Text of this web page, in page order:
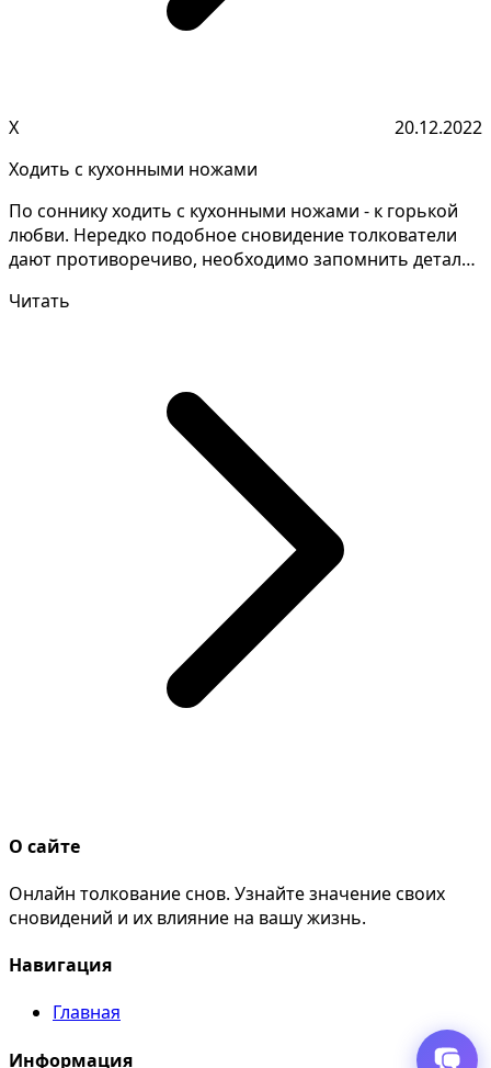
Х
20.12.2022
Ходить с кухонными ножами
По соннику ходить с кухонными ножами - к горькой
любви. Нередко подобное сновидение толкователи
дают противоречиво, необходимо запомнить детали
Читать
О сайте
Онлайн толкование снов. Узнайте значение своих
сновидений и их влияние на вашу жизнь.
Навигация
Главная
Информация